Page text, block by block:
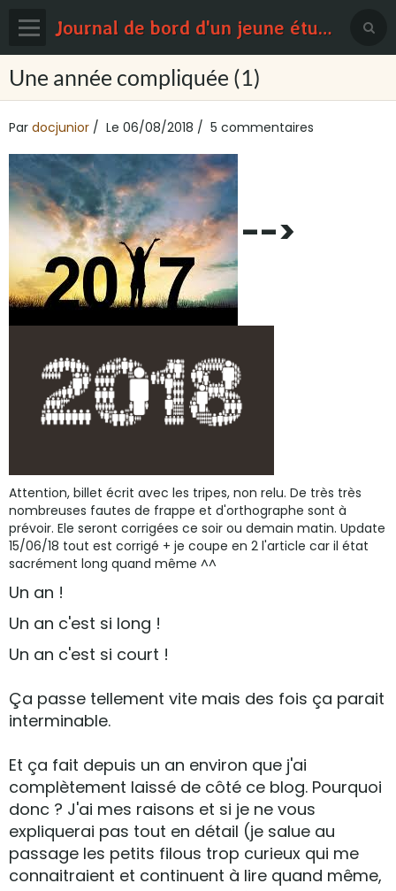
Journal de bord d'un jeune étudiant en médecine
Page d'accueil
Sondages
Une année compliquée (1)
Par docjunior Le 06/08/2018 5 commentaires
-->
Attention, billet écrit avec les tripes, non relu. De très très
nombreuses fautes de frappe et d'orthographe sont à
prévoir. Ele seront corrigées ce soir ou demain matin. Update
15/06/18 tout est corrigé + je coupe en 2 l'article car il état
sacrément long quand même ^^
Un an !
Un an c'est si long !
Un an c'est si court !
Ça passe tellement vite mais des fois ça parait
interminable.
Et ça fait depuis un an environ que j'ai
complètement laissé de côté ce blog. Pourquoi
donc ? J'ai mes raisons et si je ne vous
expliquerai pas tout en détail (je salue au
passage les petits filous trop curieux qui me
connaitraient et continuent à lire quand même,